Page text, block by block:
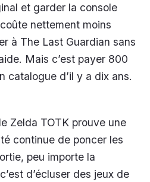
et garder la console
nettement moins
à The Last Guardian sans
Mais c’est payer 800
catalogue d’il y a dix ans.
Zelda TOTK prouve une
continue de poncer les
peu importe la
d’écluser des jeux de